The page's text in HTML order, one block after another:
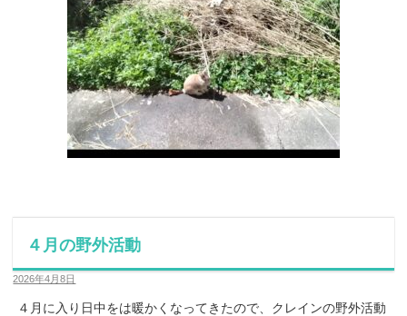
４月の野外活動
2026年4月8日
４月に入り日中をは暖かくなってきたので、クレインの野外活動